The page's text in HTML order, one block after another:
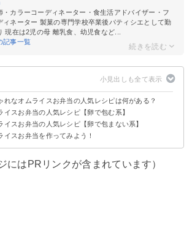
・カラーコーディネーター・食生活アドバイザー・フ
ィネーター 製菓の専門学校卒業後パティシエとして勤
現在は2児の母 離乳食、幼児食など...
記事一覧
れなオムライスお弁当の人気レシピは何がある？
イスお弁当の人気レシピ【卵で包む系】
作る！かわいいキャラ弁
レゼント風オムライスお弁当
しゃれに！水玉オムライスお弁当
オムライスお弁当
だけ！手まりオムライスお弁当
み込みオムライスお弁当
目に！あみあみオムライスお弁当
ライスお弁当
ートソースで！簡単オムライスお弁当
ップソースのオムライスお弁当
オムライスおにぎりお弁当
れに！水玉オムライスお弁当
マトのオムライスお弁当
イスお弁当の人気レシピ【卵で包まない系】
ライスお弁当
ムライスお弁当
ムライスお弁当
ぱいのオムライスお弁当
ティックおにぎり
オムライスお弁当
派！オムライスお弁当
せるだけ！簡単オムライスお弁当
イスお弁当を作ってみよう！
にはPRリンクが含まれています）